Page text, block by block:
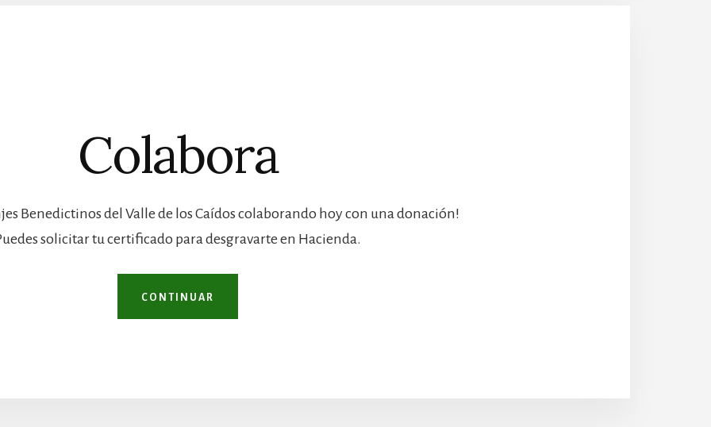
Colabora
Benedictinos del Valle de los Caídos colaborando hoy con una donación!
solicitar tu certificado para desgravarte en Hacienda.
CONTINUAR